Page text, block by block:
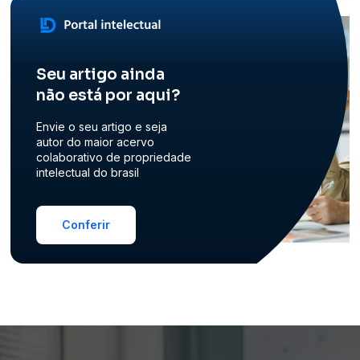
Seu artigo ainda
não está por aqui?
Envie o seu artigo e seja
autor do maior acervo
colaborativo de propriedade
intelectual do brasil
Conferir